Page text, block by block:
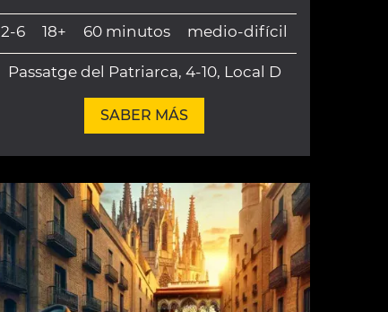
2-6 18+ 60 minutos medio-difícil
Passatge del Patriarca, 4-10, Local D
SABER MÁS